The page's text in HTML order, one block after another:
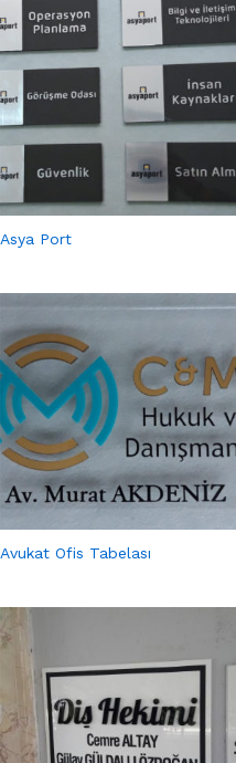
Asya Port
Avukat Ofis Tabelası